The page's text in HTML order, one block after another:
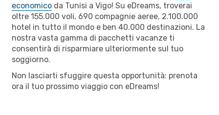
economico da Tunisi a Vigo! Su eDreams, troverai
oltre 155.000 voli, 690 compagnie aeree, 2.100.000
hotel in tutto il mondo e ben 40.000 destinazioni. La
nostra vasta gamma di pacchetti vacanze ti
consentirà di risparmiare ulteriormente sul tuo
soggiorno.
Non lasciarti sfuggire questa opportunità: prenota
ora il tuo prossimo viaggio con eDreams!